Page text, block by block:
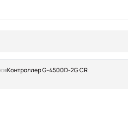
Контроллер G-4500D-2G CR